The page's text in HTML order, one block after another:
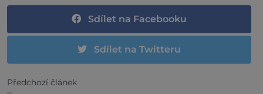
Sdílet na Facebooku
Sdílet na Twitteru
Předchozí článek